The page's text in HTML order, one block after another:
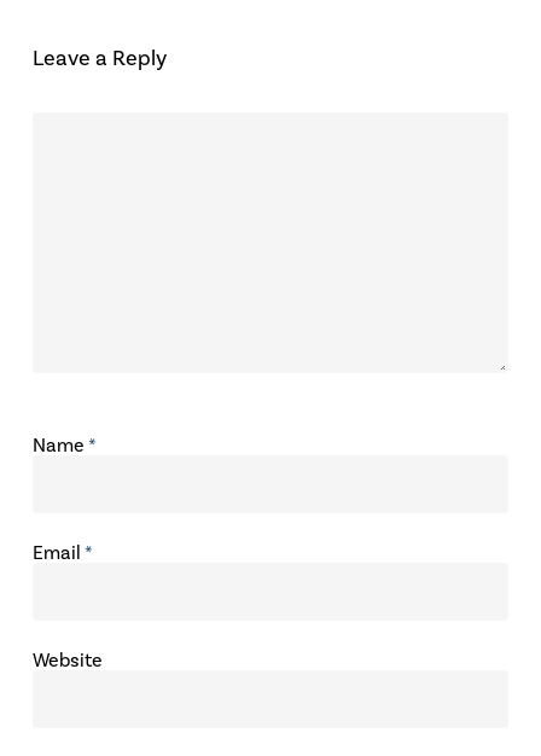
Leave a Reply
Name *
Email *
Website